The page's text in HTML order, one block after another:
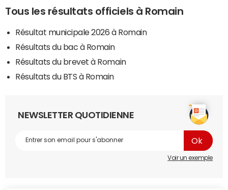
Tous les résultats officiels à Romain
Résultat municipale 2026 à Romain
Résultats du bac à Romain
Résultats du brevet à Romain
Résultats du BTS à Romain
NEWSLETTER QUOTIDIENNE
Voir un exemple